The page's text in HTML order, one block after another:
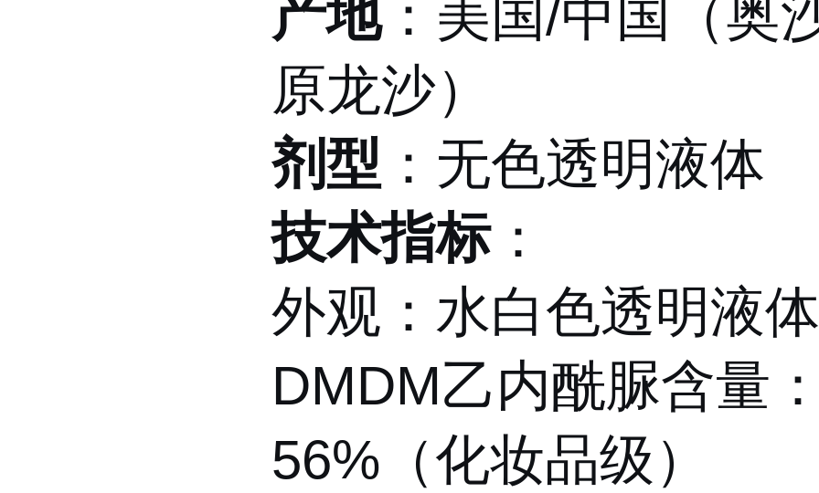
产地：美国/中国（奥
原龙沙）
剂型 ：无色透明液体
技术指标：
外观：水白色透明液体
DMDM乙内酰脲含量
56%（化妆品级）